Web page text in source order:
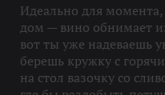
Идеально для момента,
дом — вино обнимает
вот ты уже надеваешь
берешь кружку с
на стол вазочку со